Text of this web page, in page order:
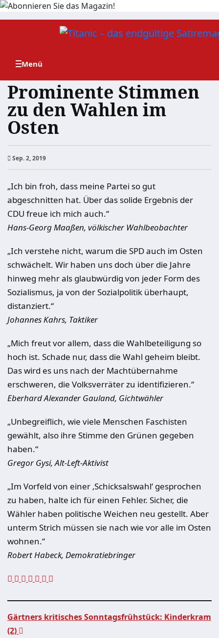
Zum
Prominente Stimmen
zu den Wahlen im
Osten
Sep. 2, 2019
„Ich bin froh, dass meine Partei so gut
abgeschnitten hat. Über das solide Ergebnis der
CDU freue ich mich auch.“
Hans-Georg Maaßen, völkischer Wahlbeobachter
„Ich verstehe nicht, warum die SPD auch im Osten
schwächelt. Wir haben uns doch über die Jahre
hinweg mehr als glaubwürdig von jeder Form des
Sozialismus, ja von der Sozialpolitik überhaupt,
distanziert.“
Johannes Kahrs, Taktiker
„Mich freut vor allem, dass die Wahlbeteiligung so
hoch ist. Schade nur, dass die Wahl geheim bleibt.
Das wird es uns nach der Machtübernahme
erschweren, die Volksverräter zu identifizieren.“
Eberhard Alexander Gauland, Gichtwähler
„Unbegreiflich, wie viele Menschen Faschisten
gewählt, also ihre Stimme den Grünen gegeben
haben.“
Gregor Gysi, Alt-Left-Aktivist
„Im Vorfeld von einer ‚Schicksalswahl‘ gesprochen
zu haben, halte ich für einen Fehler. Sicher, die
Wähler haben politische Weichen neu gestellt. Aber
unterm Strich müssen sie nach wie vor alle im Osten
wohnen.“
Robert Habeck, Demokratiebringer
Gärtners kritisches Sonntagsfrühstück: Kinderkram
(2)